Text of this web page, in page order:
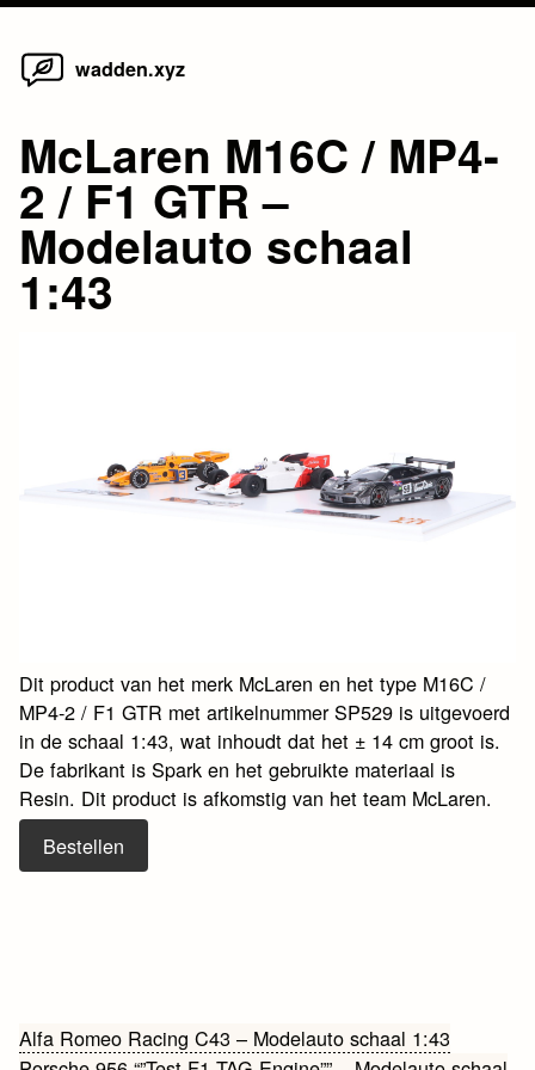
Skip
wadden.xyz
McLaren M16C / MP4-
2 / F1 GTR –
Modelauto schaal
1:43
Dit product van het merk McLaren en het type M16C /
MP4-2 / F1 GTR met artikelnummer SP529 is uitgevoerd
in de schaal 1:43, wat inhoudt dat het ± 14 cm groot is.
De fabrikant is Spark en het gebruikte materiaal is
Resin. Dit product is afkomstig van het team McLaren.
Bestellen
Bericht
Alfa Romeo Racing C43 – Modelauto schaal 1:43